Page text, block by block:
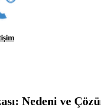
Nedeni ve